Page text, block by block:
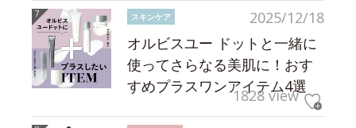
2025/12/18
スキンケア
オルビスユー ドットと一緒に
使ってさらなる美肌に！おす
すめプラスワンアイテム4選
1828 view